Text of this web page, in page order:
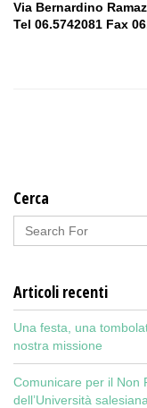
Via Bernardino
Tel 06.5742081 Fax
Cerca
Articoli recenti
Una festa, una
nostra missione
Comunicare per il Non
dell’Università salesiana